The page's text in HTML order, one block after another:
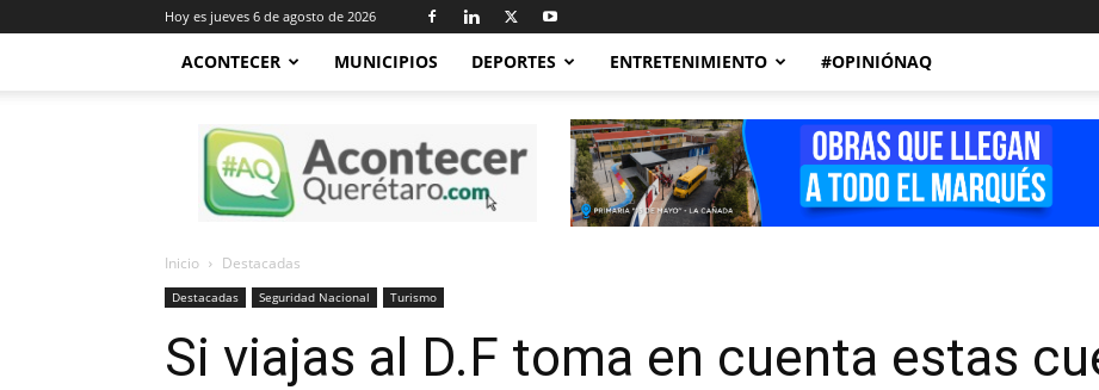
Hoy es jueves 6 de agosto de 2026
ACONTECER MUNICIPIOS DEPORTES ENTRETENIMIENTO #OPINIÓNAQ
Acontecer
Querétaro
Inicio Destacadas
Destacadas Seguridad Nacional Turismo
Si viajas al D.F toma en cuenta estas